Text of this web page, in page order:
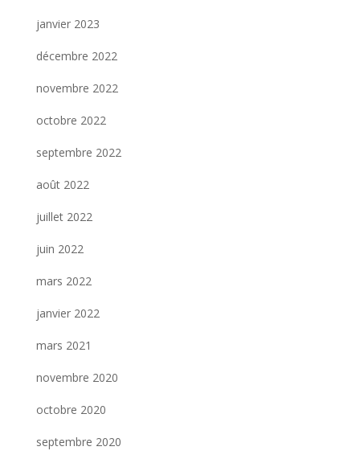
janvier 2023
décembre 2022
novembre 2022
octobre 2022
septembre 2022
août 2022
juillet 2022
juin 2022
mars 2022
janvier 2022
mars 2021
novembre 2020
octobre 2020
septembre 2020